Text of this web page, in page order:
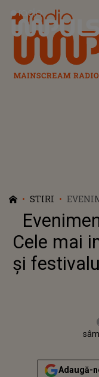
Radio Impuls
STIRI
DIN A
Cele mai
și
sâmbătă, 28 ianuarie
Adaugă-